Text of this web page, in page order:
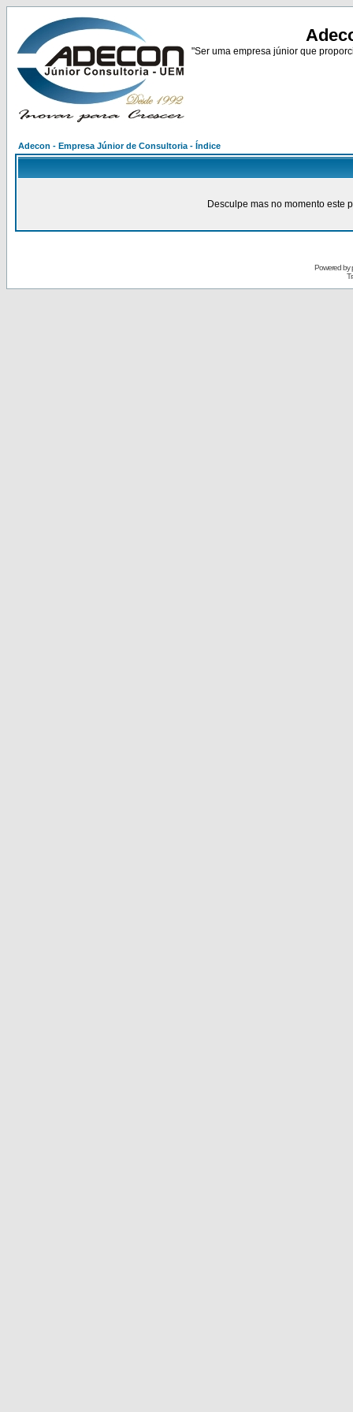
"Ser uma empresa júnior que
Adecon - Empresa Júnior de Consultoria - Índice
Desculpe mas no momento este
Powered by